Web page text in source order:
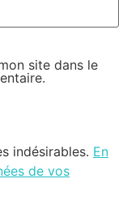
site dans le
indésirables. En
de vos